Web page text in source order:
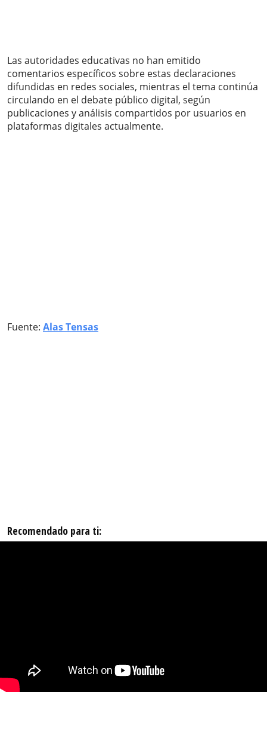
Las autoridades educativas no han emitido
comentarios específicos sobre estas declaraciones
difundidas en redes sociales, mientras el tema continúa
circulando en el debate público digital, según
publicaciones y análisis compartidos por usuarios en
plataformas digitales actualmente.
Fuente: Alas Tensas
Recomendado para ti: